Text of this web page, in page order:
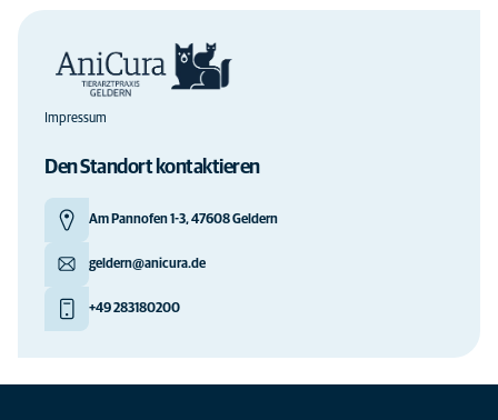
Impressum
Den Standort kontaktieren
Am Pannofen 1-3, 47608 Geldern
geldern@anicura.de
+49 283180200